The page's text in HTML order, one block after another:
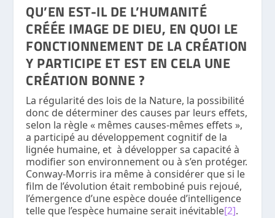
QU’EN EST-IL DE L’HUMANITÉ
CRÉÉE IMAGE DE DIEU, EN QUOI LE
FONCTIONNEMENT DE LA CRÉATION
Y PARTICIPE ET EST EN CELA UNE
CRÉATION BONNE ?
La régularité des lois de la Nature, la possibilité
donc de déterminer des causes par leurs effets,
selon la règle « mêmes causes-mêmes effets »,
a participé au développement cognitif de la
lignée humaine, et à développer sa capacité à
modifier son environnement ou à s’en protéger.
Conway-Morris ira même à considérer que si le
film de l’évolution était rembobiné puis rejoué,
l’émergence d’une espèce douée d’intelligence
telle que l’espèce humaine serait inévitable[2].